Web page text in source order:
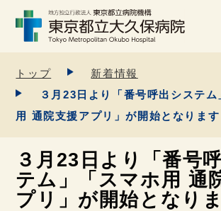
トップ
新着情報
３月23日より「番号呼出システム
用 通院支援アプリ」が開始となります
３月23日より「番号
テム」「スマホ用 通
プリ」が開始となり